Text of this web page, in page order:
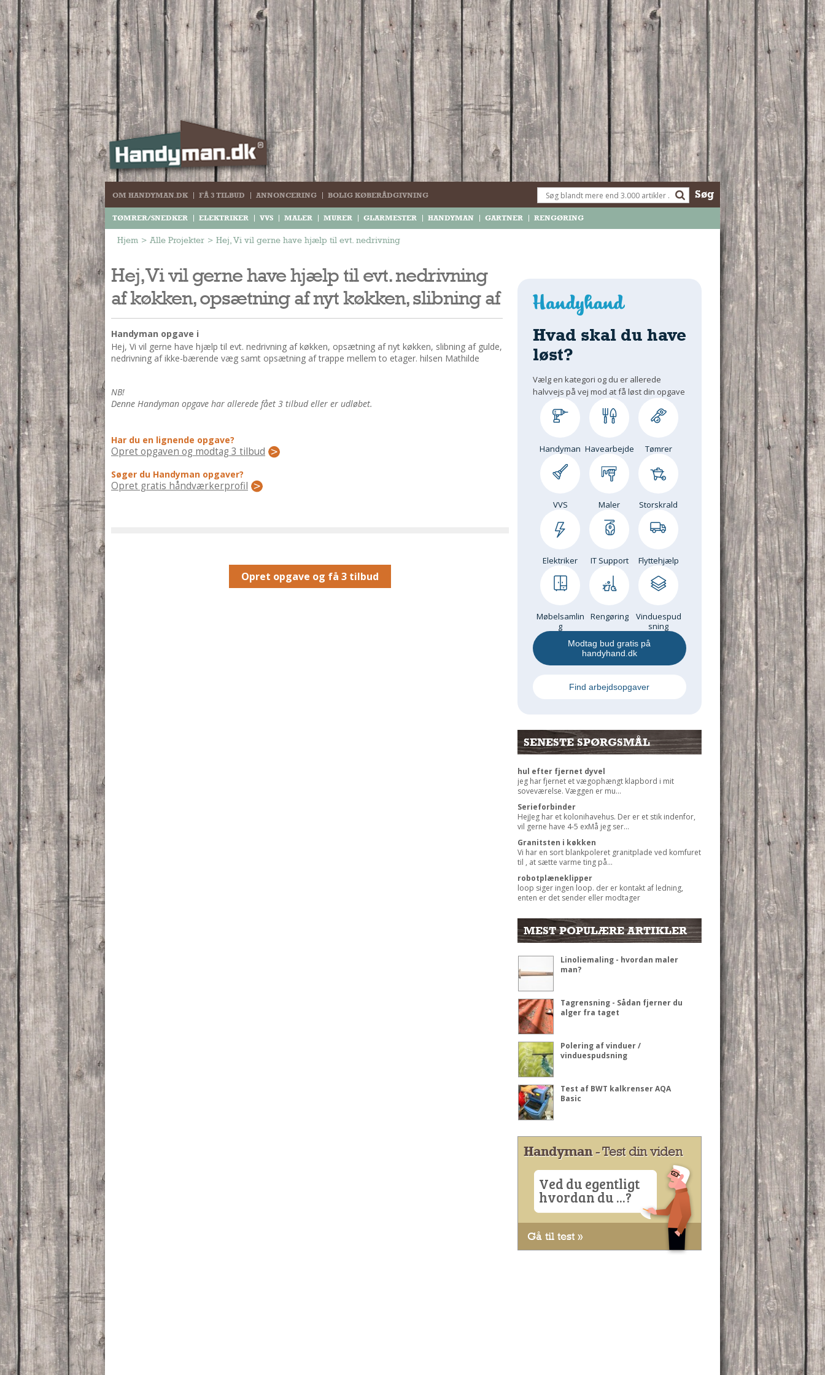
OM HANDYMAN.DK FÅ 3 TILBUD ANNONCERING BOLIG KØBERÅDGIVNING
TØMRER/SNEDKER ELEKTRIKER VVS MALER MURER GLARMESTER HANDYMAN GARTNER RENGØRING
Søg
Hjem > Alle Projekter > Hej, Vi vil gerne have hjælp til evt. nedrivning af køkken, opsætning af nyt køkken, slibning af
Hej, Vi vil gerne have hjælp til evt. nedrivning
af køkken, opsætning af nyt køkken, slibning af
Handyman opgave i
Hej, Vi vil gerne have hjælp til evt. nedrivning af køkken, opsætning af nyt køkken, slibning af gulde,
nedrivning af ikke-bærende væg samt opsætning af trappe mellem to etager. hilsen Mathilde
NB!
Denne Handyman opgave har allerede fået 3 tilbud eller er udløbet.
Har du en lignende opgave?
Opret opgaven og modtag 3 tilbud
Søger du Handyman opgaver?
Opret gratis håndværkerprofil
Opret opgave og få 3 tilbud
Hvad skal du have
løst?
Vælg en kategori og du er allerede
halvvejs på vej mod at få løst din opgave
Handyman Havearbejde Tømrer
VVS Maler Storskrald
Elektriker IT Support Flyttehjælp
Møbelsamlin
g
Rengøring
Vinduespud
sning
Modtag bud gratis på
handyhand.dk
Find arbejdsopgaver
SENESTE SPØRGSMÅL
hul efter fjernet dyvel
jeg har fjernet et vægophængt klapbord i mit
soveværelse. Væggen er mu...
Serieforbinder
HejJeg har et kolonihavehus. Der er et stik indenfor,
vil gerne have 4-5 exMå jeg ser...
Granitsten i køkken
Vi har en sort blankpoleret granitplade ved komfuret
til , at sætte varme ting på...
robotplæneklipper
loop siger ingen loop. der er kontakt af ledning,
enten er det sender eller modtager
MEST POPULÆRE ARTIKLER
Linoliemaling - hvordan maler
man?
Tagrensning - Sådan fjerner du
alger fra taget
Polering af vinduer /
vinduespudsning
Test af BWT kalkrenser AQA
Basic
Handyman- Test din viden
Ved du egentligt
hvordan du ...?
Gå til test »